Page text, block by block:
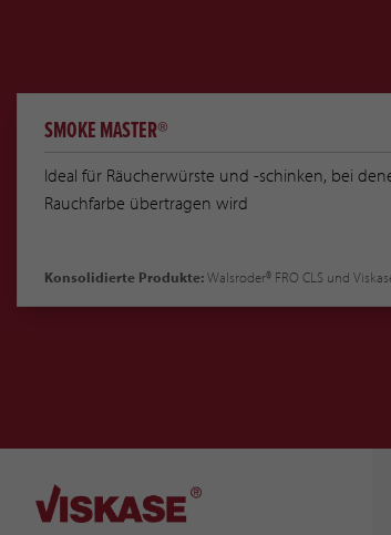
SMOKE MASTER®
Ideal für Räucherwürste und -schinken, bei
Rauchfarbe übertragen wird
Konsolidierte Produkte:Walsroder® FRO CLS und